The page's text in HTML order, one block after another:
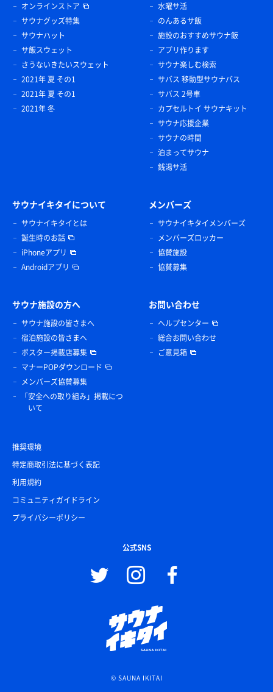
オンラインストア
サウナグッズ特集
サウナハット
サ飯スウェット
さうないきたいスウェット
2021年 夏 その1
2021年 夏 その1
2021年 冬
水曜サ活
のんあるサ飯
施設のおすすめサウナ飯
アプリ作ります
サウナ楽しむ検索
サバス 移動型サウナバス
サバス 2号車
カプセルトイ サウナキット
サウナ応援企業
サウナの時間
泊まってサウナ
銭湯サ活
サウナイキタイについて
サウナイキタイとは
誕生時のお話
iPhoneアプリ
Androidアプリ
メンバーズ
サウナイキタイメンバーズ
メンバーズロッカー
協賛施設
協賛募集
サウナ施設の方へ
サウナ施設の皆さまへ
宿泊施設の皆さまへ
ポスター掲載店募集
マナーPOPダウンロード
メンバーズ協賛募集
「安全への取り組み」掲載につ
いて
お問い合わせ
ヘルプセンター
総合お問い合わせ
ご意見箱
推奨環境
特定商取引法に基づく表記
利用規約
コミュニティガイドライン
プライバシーポリシー
公式SNS
© SAUNA IKITAI